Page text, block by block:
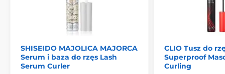
SHISEIDO MAJOLICA MAJORCA
Serum i baza do rzęs Lash
Serum Curler
CLIO Tusz do
Superproof
Curling